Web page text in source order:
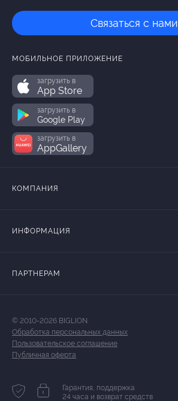
Связаться с нами
МОБИЛЬНОЕ ПРИЛОЖЕНИЕ
загрузить в
App Store
загрузить в
Google Play
загрузить в
AppGallery
КОМПАНИЯ
ИНФОРМАЦИЯ
ПАРТНЕРАМ
© 2010-2026 BIGLION
Обработка персональных данных
Пользовательское соглашение
Публичная оферта
Гарантия, поддержка
24 часа и возврат средств